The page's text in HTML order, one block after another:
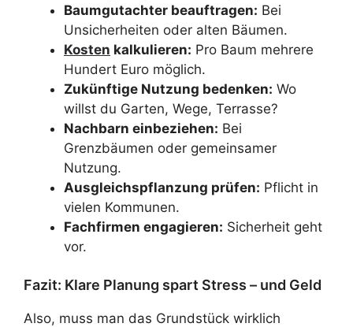
Baumgutachter beauftragen: Bei
Unsicherheiten oder alten Bäumen.
Kosten kalkulieren: Pro Baum mehrere
Hundert Euro möglich.
Zukünftige Nutzung bedenken: Wo
willst du Garten, Wege, Terrasse?
Nachbarn einbeziehen: Bei
Grenzbäumen oder gemeinsamer
Nutzung.
Ausgleichspflanzung prüfen: Pflicht in
vielen Kommunen.
Fachfirmen engagieren: Sicherheit geht
vor.
Fazit: Klare Planung spart Stress – und Geld
Also, muss man das Grundstück wirklich